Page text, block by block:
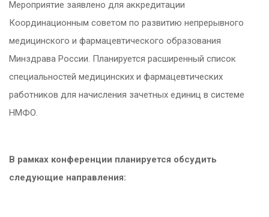
Мероприятие заявлено для аккредитации
Координационным советом по развитию непрерывного
медицинского и фармацевтического образования
Минздрава России. Планируется расширенный список
специальностей медицинских и фармацевтических
работников для начисления зачетных единиц в системе
НМФО.
В рамках конференции планируется обсудить
следующие направления: